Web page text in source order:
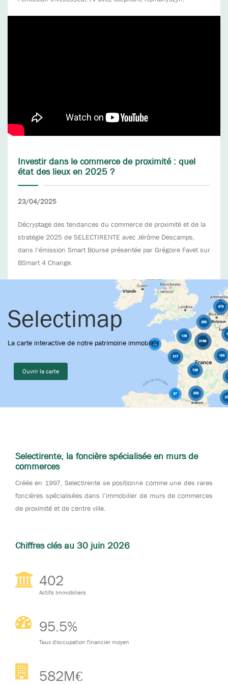
Investir dans le commerce de proximité : quel
état des lieux en 2025 ?
23/04/2025
Décryptage des tendances du commerce de proximité et de la
stratégie 2025 de SELECTIRENTE avec Jérôme Descamps,
dans l’émission Smart Bourse présentée par Grégoire Favet sur
BSmart 4 Change.
Selectimap
La carte interactive de notre patrimoine immobilier
Ouvrir la carte
Selectirente, la foncière spécialisée en murs de
commerces
Créée en 1997, Selectirente se positionne comme une des rares
foncières spécialisées dans l’immobilier de murs de commerces
de proximité et de centre ville.
Chiffres clés au 30 juin 2026
403
Actifs Immobiliers
95.7%
Taux d'occupation financier moyen
583M€